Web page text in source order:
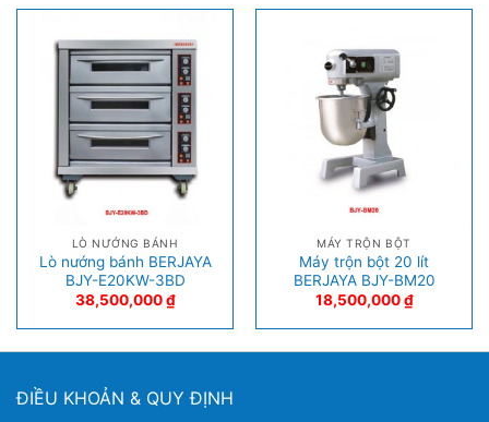
LÒ NƯỚNG BÁNH
Lò nướng bánh BERJAYA
BJY-E20KW-3BD
38,500,000₫
MÁY TRỘN BỘT
Máy trộn bột 20 lít
BERJAYA BJY-BM20
18,500,000₫
ĐIỀU KHOẢN & QUY ĐỊNH